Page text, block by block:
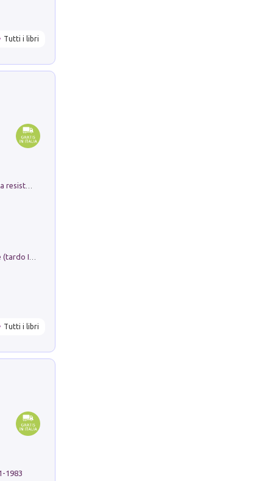
Tutti i libri
Memorial Santa Giulia. Sculture per la resistenza Monchio di Palagano
Tutti i libri
1983